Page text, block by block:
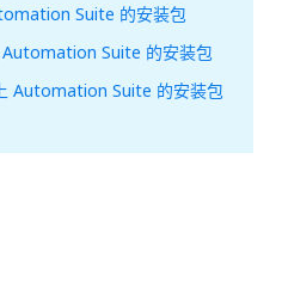
Suite 的安装包
Automation Suite 的安装包
Automation Suite 的安装包